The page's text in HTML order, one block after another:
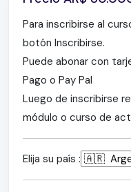
– CARBAMAZEPINA
KETAMINA – Alfa-2-
Para inscribirse al
botón Inscribirse.
Puede abonar con
Pago o Pay Pal
Luego de inscribirse
módulo o curso de
Elija su país :